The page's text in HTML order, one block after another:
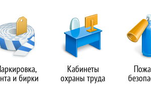
и бирки
Кабинеты
охраны труда